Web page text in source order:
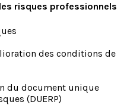
risques professionnels
des conditions de
du document unique
(DUERP)